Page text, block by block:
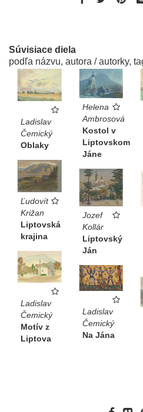
Súvisiace diela
podľa názvu, autora / autorky,
Ladislav
Čemický
Oblaky
Helena
Ambrosová
Kostol v
Liptovskom
Jáne
Ľudovít
Križan
Liptovská
krajina
Jozef
Kollár
Liptovský
Ján
Ladislav
Čemický
Motív z
Liptova
Ladislav
Čemický
Na Jána